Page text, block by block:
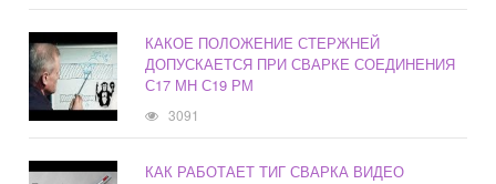
КАКОЕ ПОЛОЖЕНИЕ СТЕРЖНЕЙ
ДОПУСКАЕТСЯ ПРИ СВАРКЕ СОЕДИНЕНИЯ
С17 МН С19 РМ
3091
КАК РАБОТАЕТ ТИГ СВАРКА ВИДЕО